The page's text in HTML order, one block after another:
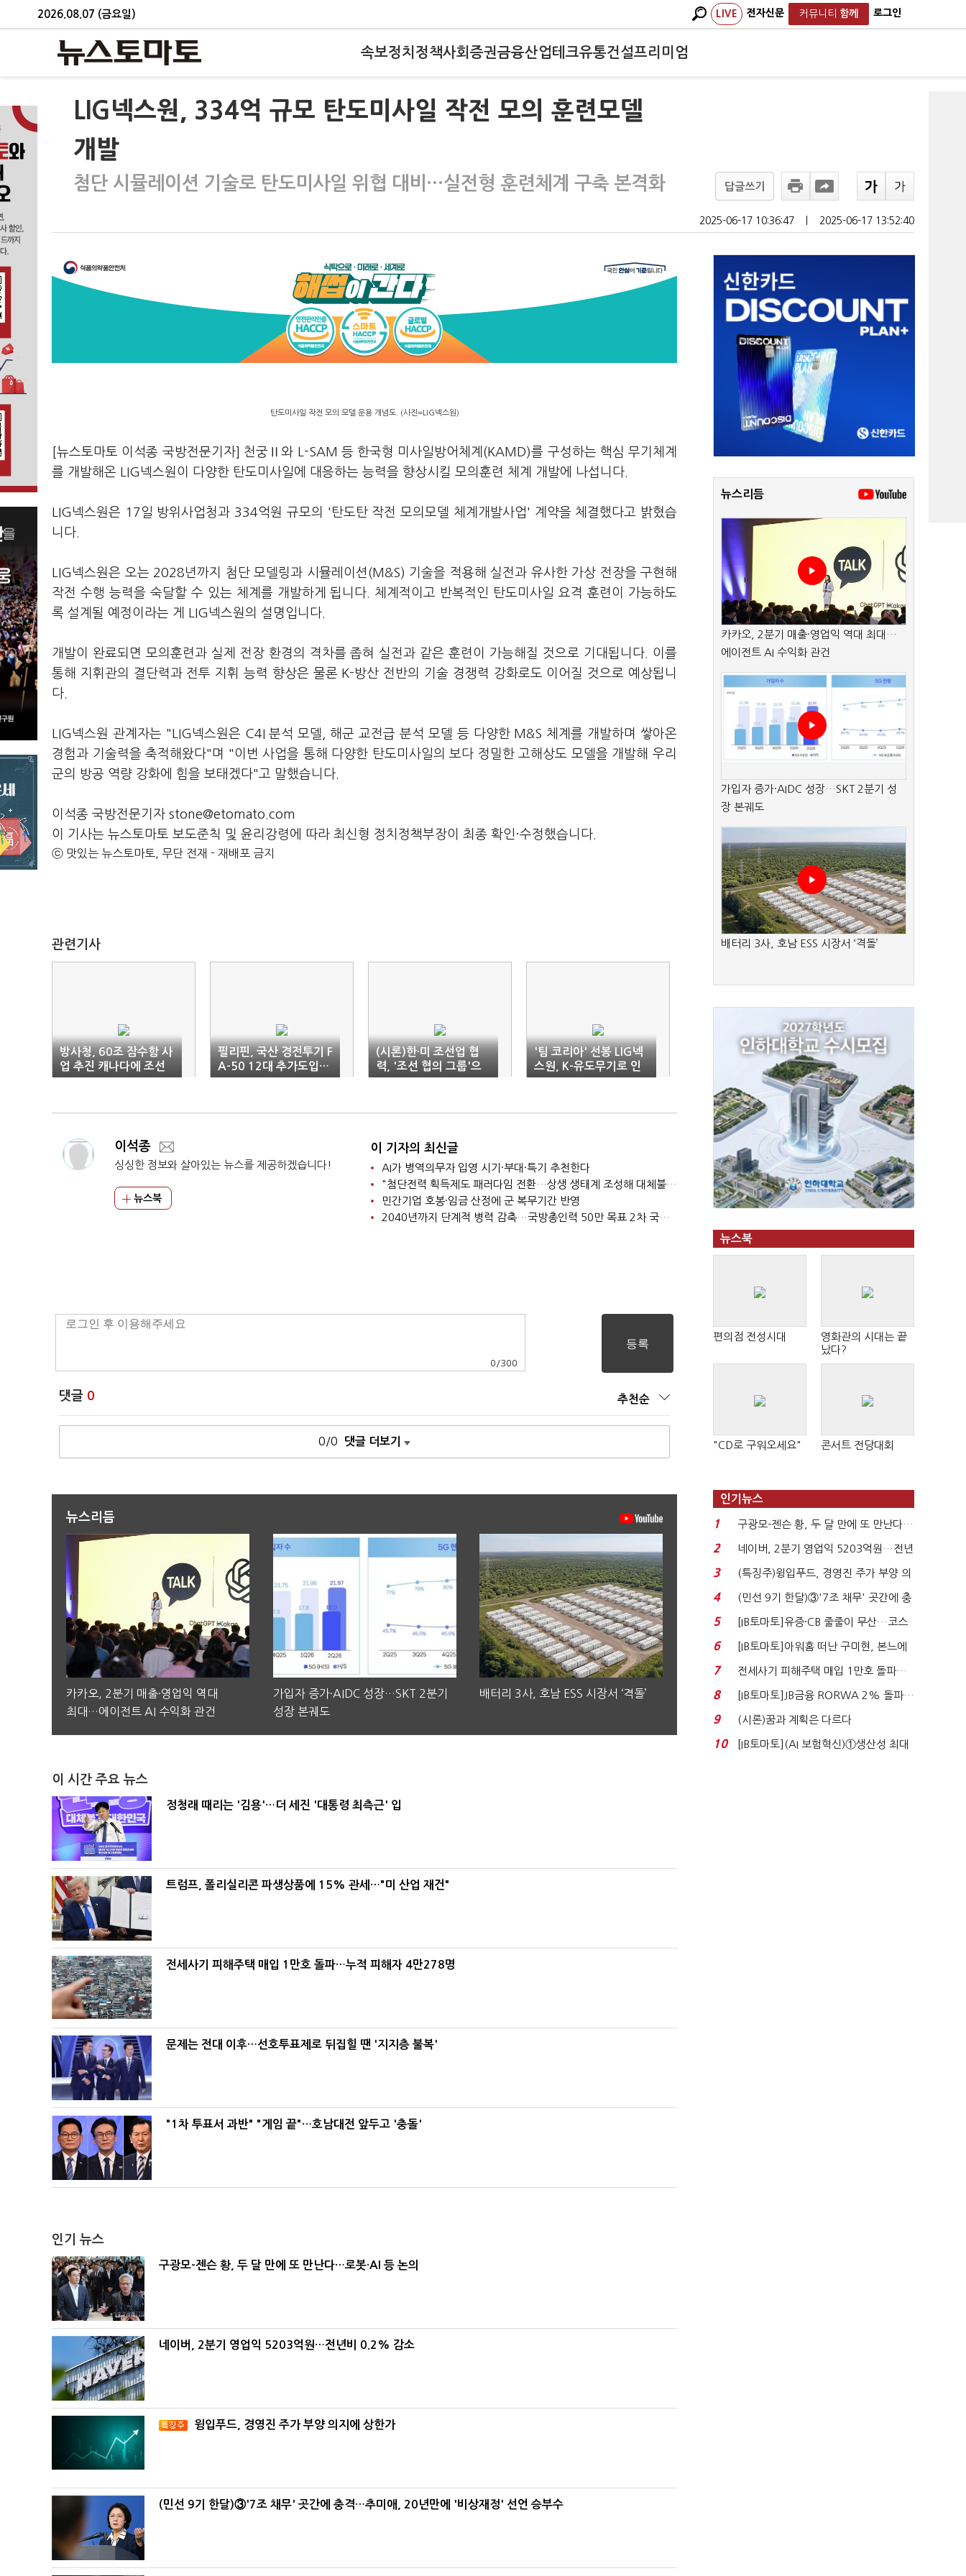
2026.08.07 (금요일) LIVE 전자신문 커뮤니티 함께 로그인
속보정치 정책사회 증권금융산업테크유통건설프리미엄
LIG넥스원, 334억 규모 탄도미사일 작전 모의 훈련모델
개발
첨단 시뮬레이션 기술로 탄도미사일 위협 대비…실전형 훈련체계 구축 본격화 답글쓰기
2025-06-17 10:36:47 2025-06-17 13:52:40
탄도미사일 작전 모의 모델 운용 개념도. (사진=LIG넥스원)
[뉴스토마토 이석종 국방전문기자] 천궁Ⅱ와 L-SAM 등 한국형 미사일방어체계(KAMD)를 구성하는 핵심 무기체계
를 개발해온 LIG넥스원이 다양한 탄도미사일에 대응하는 능력을 향상시킬 모의훈련 체계 개발에 나섭니다.
LIG넥스원은 17일 방위사업청과 334억원 규모의 '탄도탄 작전 모의모델 체계개발사업' 계약을 체결했다고 밝혔습
니다.
LIG넥스원은 오는 2028년까지 첨단 모델링과 시뮬레이션(M&S) 기술을 적용해 실전과 유사한 가상 전장을 구현해
작전 수행 능력을 숙달할 수 있는 체계를 개발하게 됩니다. 체계적이고 반복적인 탄도미사일 요격 훈련이 가능하도
록 설계될 예정이라는 게 LIG넥스원의 설명입니다.
개발이 완료되면 모의훈련과 실제 전장 환경의 격차를 좁혀 실전과 같은 훈련이 가능해질 것으로 기대됩니다. 이를
통해 지휘관의 결단력과 전투 지휘 능력 향상은 물론 K-방산 전반의 기술 경쟁력 강화로도 이어질 것으로 예상됩니
다.
LIG넥스원 관계자는 "LIG넥스원은 C4I 분석 모델, 해군 교전급 분석 모델 등 다양한 M&S 체계를 개발하며 쌓아온
경험과 기술력을 축적해왔다"며 "이번 사업을 통해 다양한 탄도미사일의 보다 정밀한 고해상도 모델을 개발해 우리
군의 방공 역량 강화에 힘을 보태겠다"고 말했습니다.
이석종 국방전문기자 stone@etomato.com
이 기사는 뉴스토마토 보도준칙 및 윤리강령에 따라 최신형 정치정책부장이 최종 확인·수정했습니다.
ⓒ 맛있는 뉴스토마토, 무단 전재 - 재배포 금지
관련기사
방사청, 60조 잠수함 사
업 추진 캐나다에 조선
인력 양성 제안
필리핀, 국산 경전투기 F
A-50 12대 추가도입…
1조원 규모
(시론)한·미 조선업 협
력, '조선 협의 그룹'으
로 제도화해야
'팀 코리아' 선봉 LIG넥
스원, K-유도무기로 인
니 공략
이석종
싱싱한 정보와 살아있는 뉴스를 제공하겠습니다!
뉴스북
이 기자의 최신글
AI가 병역의무자 입영 시기·부대·특기 추천한다
"첨단전력 획득제도 패러다임 전환…상생 생태계 조성해 대체불가 K-방산 도약"
민간기업 호봉·임금 산정에 군 복무기간 반영
2040년까지 단계적 병력 감축…국방총인력 50만 목표 2차 국방개혁 착수
0 /300
댓글 0 추천순
0/0 댓글 더보기
뉴스리듬
카카오, 2분기 매출·영업익 역대
최대…에이전트 AI 수익화 관건
가입자 증가·AIDC 성장…SKT 2분기
성장 본궤도
배터리 3사, 호남 ESS 시장서 ‘격돌’
이 시간 주요 뉴스
정청래 때리는 '김용'…더 세진 '대통령 최측근' 입
트럼프, 폴리실리콘 파생상품에 15% 관세…"미 산업 재건"
전세사기 피해주택 매입 1만호 돌파…누적 피해자 4만278명
문제는 전대 이후…선호투표제로 뒤집힐 땐 '지지층 불복'
"1차 투표서 과반" "게임 끝"…호남대전 앞두고 '충돌'
인기 뉴스
구광모-젠슨 황, 두 달 만에 또 만난다…로봇·AI 등 논의
네이버, 2분기 영업익 5203억원…전년비 0.2% 감소
윙입푸드, 경영진 주가 부양 의지에 상한가
(민선 9기 한달)③'7조 채무' 곳간에 충격…추미애, 20년만에 '비상재정' 선언 승부수
뉴스리듬
카카오, 2분기 매출·영업익 역대 최대…
에이전트 AI 수익화 관건
가입자 증가·AIDC 성장…SKT 2분기 성
장 본궤도
배터리 3사, 호남 ESS 시장서 ‘격돌’
뉴스북
편의점 전성시대
영화관의 시대는 끝
났다?
"CD로 구워오세요" 콘서트 전당대회
인기뉴스
1
구광모-젠슨 황, 두 달 만에 또 만난다…
로봇·AI 등 논...
2
네이버, 2분기 영업익 5203억원…전년
비 0.2% 감소...
3
(특징주)윙입푸드, 경영진 주가 부양 의
지에 상한가...
4
(민선 9기 한달)③'7조 채무' 곳간에 충
격…추미애, 20년...
5
[IB토마토]유증·CB 줄줄이 무산…코스
닥 벌점 급증에 ...
6
[IB토마토]아워홈 떠난 구미현, 본느에
340억 베팅…가...
7
전세사기 피해주택 매입 1만호 돌파…
누적 피해자 4만2...
8
[IB토마토]JB금융 RORWA 2% 돌파…
실적 견인은 은행 ...
9 (시론)꿈과 계획은 다르다
10
[IB토마토](AI 보험혁신)①생산성 최대